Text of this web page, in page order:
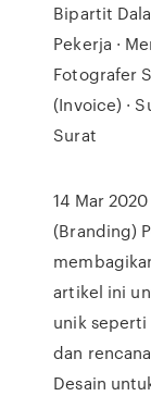
Bipartit
Pekerja ·
Fotografer
(Invoice) ·
Surat
14 Mar
(Branding)
artikel ini
unik
dan
Desain